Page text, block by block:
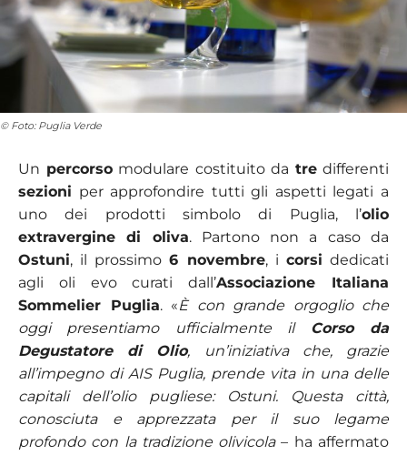
© Foto: Puglia Verde
Un percorsomodulare costituito da tredifferenti
sezioni per approfondire tutti gli aspetti legati a
uno dei prodotti simbolo di Puglia, l’olio
extravergine di oliva. Partono non a caso da
Ostuni, il prossimo6 novembre, i corsi dedicati
agli oli evo curati dall’Associazione Italiana
Sommelier Puglia. «È con grande orgoglio che
oggi presentiamo ufficialmente il Corso da
Degustatore di Olio, un’iniziativa che, grazie
all’impegno di AIS Puglia, prende vita in una delle
capitali dell’olio pugliese: Ostuni. Questa città,
conosciuta e apprezzata per il suo legame
profondo con la tradizione olivicola– ha affermato